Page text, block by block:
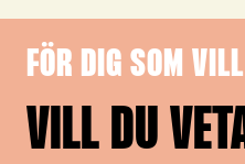
FÖR DIG SOM
VILL DU